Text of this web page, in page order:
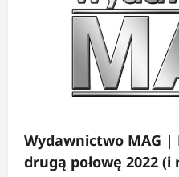
czarostwa
otwiera
przed
Wami
podwoje
Wydawnictwo MAG |
drugą połowę 2022